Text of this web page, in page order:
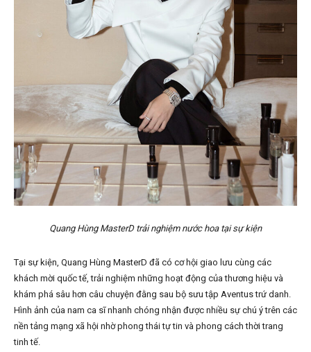
Quang Hùng MasterD trải nghiệm nước hoa tại sự kiện
Tại sự kiện, Quang Hùng MasterD đã có cơ hội giao lưu cùng các
khách mời quốc tế, trải nghiệm những hoạt động của thương hiệu và
khám phá sâu hơn câu chuyện đằng sau bộ sưu tập Aventus trứ danh.
Hình ảnh của nam ca sĩ nhanh chóng nhận được nhiều sự chú ý trên các
nền tảng mạng xã hội nhờ phong thái tự tin và phong cách thời trang
tinh tế.